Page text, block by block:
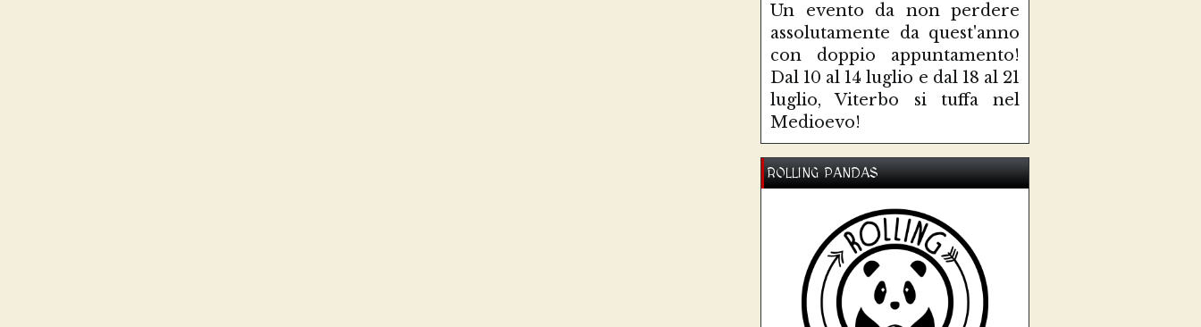
Un evento da non perdere
assolutamente da quest'anno
con doppio appuntamento!
Dal 10 al 14 luglio e dal 18 al 21
luglio, Viterbo si tuffa nel
Medioevo!
ROLLING PANDAS